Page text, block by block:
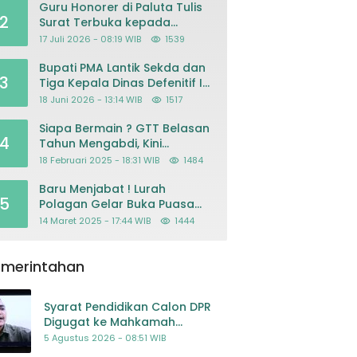
2
Guru Honorer di Paluta Tulis
Surat Terbuka kepada
Presiden Prabowo, Mohon
Kriminalisasi
17 Juli 2026 - 08:19 WIB 1539
3
Bupati PMA Lantik Sekda dan
Tiga Kepala Dinas Defenitif Ini
orangnya
18 Juni 2026 - 13:14 WIB 1517
Siapa Bermain ? GTT Belasan
Tahun Mengabdi, Kini
Dikeluarkan Sepihak Dari
18 Februari 2025 - 18:31 WIB 1484
Baru Menjabat ! Lurah
Polagan Gelar Buka Puasa
Bersama
14 Maret 2025 - 17:44 WIB 1444
Syarat Pendidikan Calon DPR
Digugat ke Mahkamah
Konstitusi
5 Agustus 2026 - 08:51 WIB